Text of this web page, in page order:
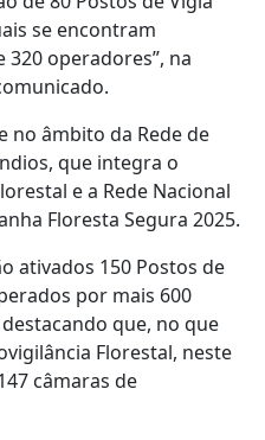
se encontram
operadores”, na
no âmbito da Rede de
que integra o
e a Rede Nacional
Floresta Segura 2025.
ativados 150 Postos de
por mais 600
que, no que
Florestal, neste
câmaras de